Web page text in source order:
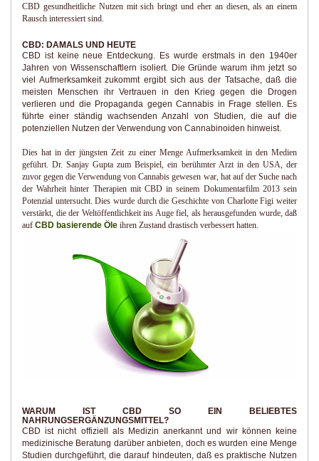
CBD gesundheitliche Nutzen mit sich bringt und eher an diesen, als an einem
Rausch interessiert sind.
CBD: DAMALS UND HEUTE
CBD ist keine neue Entdeckung. Es wurde erstmals in den 1940er
Jahren von Wissenschaftlern isoliert. Die Gründe warum ihm jetzt so
viel Aufmerksamkeit zukommt ergibt sich aus der Tatsache, daß die
meisten Menschen ihr Vertrauen in den Krieg gegen die Drogen
verlieren und die Propaganda gegen Cannabis in Frage stellen. Es
führte einer ständig wachsenden Anzahl von Studien, die auf die
potenziellen Nutzen der Verwendung von Cannabinoiden hinweist.
Dies hat in der jüngsten Zeit zu einer Menge Aufmerksamkeit in den Medien
geführt. Dr. Sanjay Gupta zum Beispiel, ein berühmter Arzt in den USA, der
zuvor gegen die Verwendung von Cannabis gewesen war, hat auf der Suche nach
der Wahrheit hinter Therapien mit CBD in seinem Dokumentarfilm 2013 sein
Potenzial untersucht. Dies wurde durch die Geschichte von Charlotte Figi weiter
verstärkt, die der Weltöffentlichkeit ins Auge fiel, als herausgefunden wurde, daß
auf CBD basierende Öle ihren Zustand drastisch verbessert hatten.
WARUM IST CBD SO EIN BELIEBTES
NAHRUNGSERGÄNZUNGSMITTEL?
CBD ist nicht offiziell als Medizin anerkannt und wir können keine
medizinische Beratung darüber anbieten, doch es wurden eine Menge
Studien durchgeführt, die darauf hindeuten, daß es praktische Nutzen